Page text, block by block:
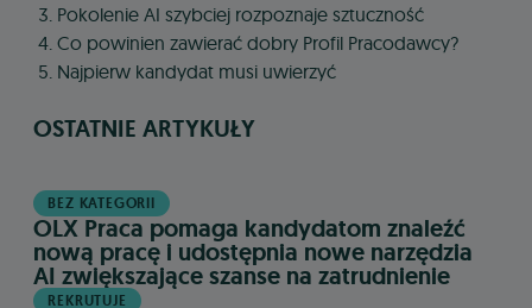
Pokolenie AI szybciej rozpoznaje sztuczność
Co powinien zawierać dobry Profil Pracodawcy?
Najpierw kandydat musi uwierzyć
OSTATNIE ARTYKUŁY
BEZ KATEGORII
OLX Praca pomaga kandydatom znaleźć
nową pracę i udostępnia nowe narzędzia
AI zwiększające szanse na zatrudnienie
REKRUTUJE